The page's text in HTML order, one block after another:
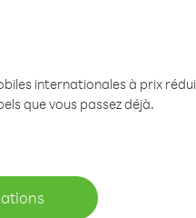
internationales à prix
que vous passez déjà.